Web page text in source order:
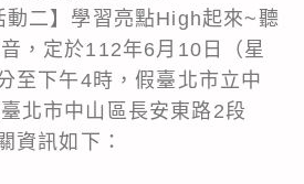
動二】學習亮點High起來~聽
，定於112年6月10日（星
至下午4時，假臺北市立中
北市中山區長安東路2段
資訊如下：